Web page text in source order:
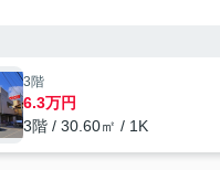
3階
6.3万円
3階 / 30.60㎡ / 1K